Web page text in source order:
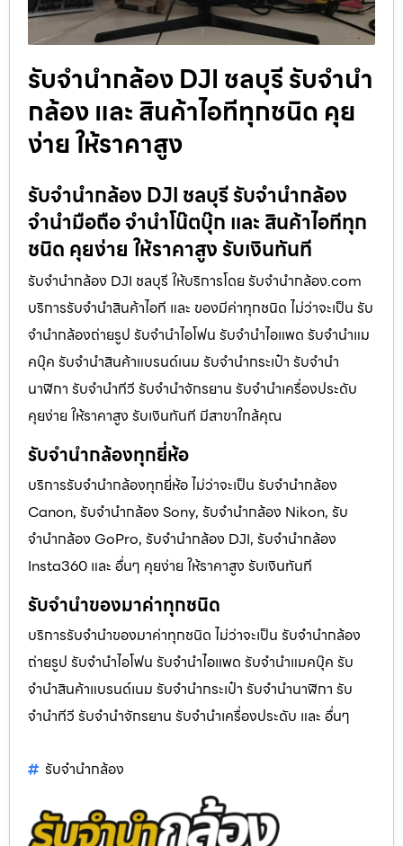
รับจำนำกล้อง DJI ชลบุรี รับจํานํา
กล้อง และ สินค้าไอทีทุกชนิด คุย
ง่าย ให้ราคาสูง
รับจำนำกล้อง DJI ชลบุรี รับจํานํากล้อง
จำนำมือถือ จำนำโน๊ตบุ๊ก และ สินค้าไอทีทุก
ชนิด คุยง่าย ให้ราคาสูง รับเงินทันที
รับจำนำกล้อง DJI ชลบุรี ให้บริการโดย รับจํานํากล้อง.com
บริการรับจํานําสินค้าไอที และ ของมีค่าทุกชนิด ไม่ว่าจะเป็น รับ
จํานํากล้องถ่ายรูป รับจํานําไอโฟน รับจํานําไอแพด รับจํานําแม
คบุ๊ค รับจํานําสินค้าแบรนด์เนม รับจํานํากระเป๋า รับจํานํา
นาฬิกา รับจํานําทีวี รับจํานําจักรยาน รับจํานําเครื่องประดับ
คุยง่าย ให้ราคาสูง รับเงินทันที มีสาขาใกล้คุณ
รับจำนำกล้องทุกยี่ห้อ
บริการรับจำนำกล้องทุกยี่ห้อ ไม่ว่าจะเป็น รับจำนำกล้อง
Canon, รับจำนำกล้อง Sony, รับจำนำกล้อง Nikon, รับ
จำนำกล้อง GoPro, รับจำนำกล้อง DJI, รับจำนำกล้อง
Insta360 และ อื่นๆ คุยง่าย ให้ราคาสูง รับเงินทันที
รับจำนำของมาค่าทุกชนิด
บริการรับจำนำของมาค่าทุกชนิด ไม่ว่าจะเป็น รับจํานํากล้อง
ถ่ายรูป รับจํานําไอโฟน รับจํานําไอแพด รับจํานําแมคบุ๊ค รับ
จํานําสินค้าแบรนด์เนม รับจํานํากระเป๋า รับจํานํานาฬิกา รับ
จํานําทีวี รับจํานําจักรยาน รับจํานําเครื่องประดับ และ อื่นๆ
รับจํานํากล้อง